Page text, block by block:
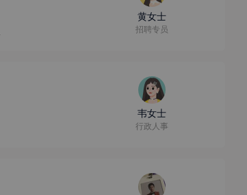
黄女士
招聘专员
韦女士
行政人事